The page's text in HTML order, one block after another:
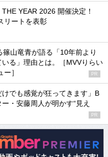
YEAR 2026 開催決定！
リートを表彰
山竜青が語る「10年前より
る」理由とは。［MVVりらい
］
PR
けでも感覚が狂ってきます」B
・安藤周人が明かす“見え
PR